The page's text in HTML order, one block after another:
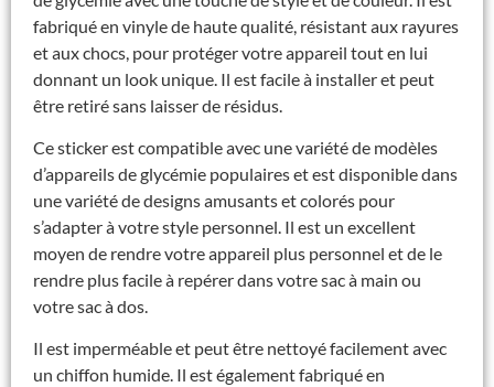
fabriqué en vinyle de haute qualité, résistant aux rayures
et aux chocs, pour protéger votre appareil tout en lui
donnant un look unique. Il est facile à installer et peut
être retiré sans laisser de résidus.
Ce sticker est compatible avec une variété de modèles
d’appareils de glycémie populaires et est disponible dans
une variété de designs amusants et colorés pour
s’adapter à votre style personnel. Il est un excellent
moyen de rendre votre appareil plus personnel et de le
rendre plus facile à repérer dans votre sac à main ou
votre sac à dos.
Il est imperméable et peut être nettoyé facilement avec
un chiffon humide. Il est également fabriqué en